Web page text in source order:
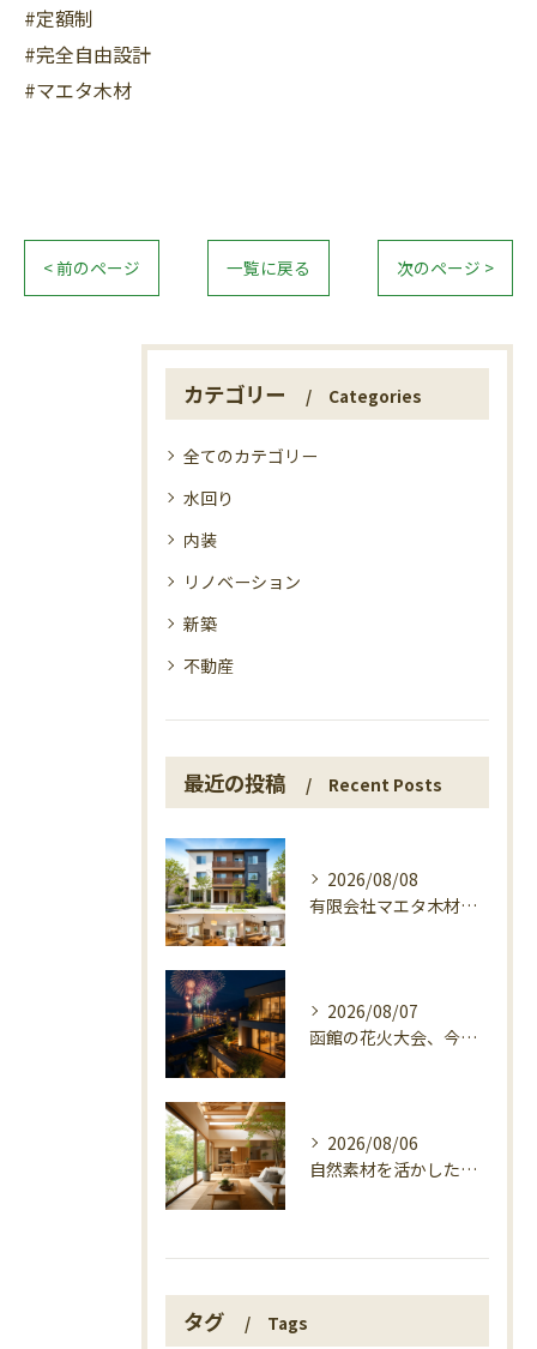
#定額制
#完全自由設計
#マエタ木材
< 前のページ 一覧に戻る 次のページ >
カテゴリー Categories
全てのカテゴリー
水回り
内装
リノベーション
新築
不動産
最近の投稿 Recent Posts
2026/08/08
有限会社マエタ木材が3世帯住宅で選ばれる理由
2026/08/07
函館の花火大会、今日の開催確認と湯の川の夜
2026/08/06
自然素材を活かした家づくり、マエタ木材の目線
タグ Tags